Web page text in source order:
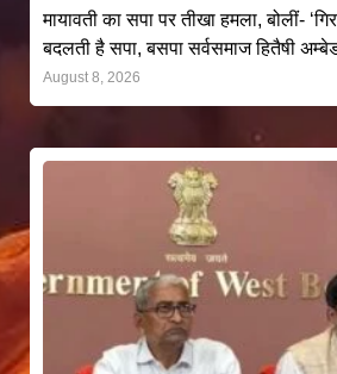
मायावती का सपा पर तीखा हमला, बोलीं-
बदलती है सपा, बसपा सर्वसमाज हितैषी
August 8, 2026